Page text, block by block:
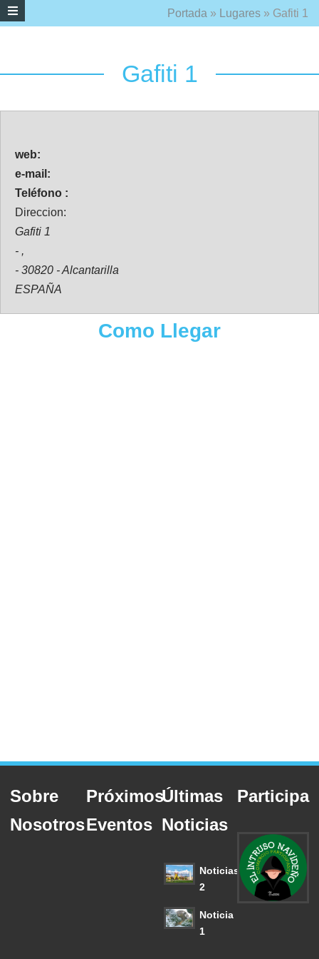
Portada » Lugares » Gafiti 1
Gafiti 1
web:
e-mail:
Teléfono :
Direccion:
Gafiti 1
- ,
- 30820 - Alcantarilla
ESPAÑA
Como Llegar
Sobre
Nosotros
Próximos
Eventos
Últimas
Noticias
Noticias
2
Noticia
1
Participa